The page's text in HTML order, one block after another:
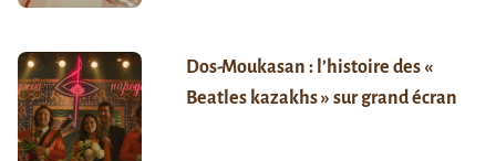
Dos-Moukasan : l’histoire des «
Beatles kazakhs » sur grand écran